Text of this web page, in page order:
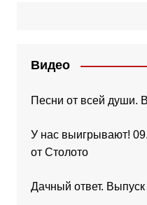
Видео
Песни от всей души.
У нас выигрывают!
от Столото
Дачный ответ.